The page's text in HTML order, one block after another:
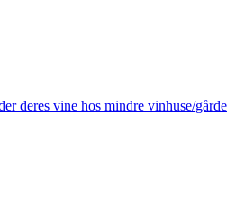
deres vine hos mindre vinhuse/